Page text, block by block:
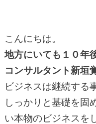
こんにちは。
地方にいても１０年
コンサルタント新垣
ビジネスは継続する
しっかりと基礎を固
い本物のビジネスを